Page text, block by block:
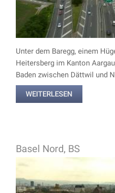
Unter dem Baregg, einem
Heitersberg im Kanton
Baden zwischen Dättwil und
WEITERLESEN
Basel Nord, BS